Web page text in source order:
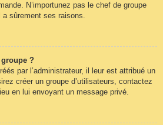
N’importunez pas le chef de groupe
a sûrement ses raisons.
?
par l’administrateur, il leur est attribué un
créer un groupe d’utilisateurs, contactez
en lui envoyant un message privé.